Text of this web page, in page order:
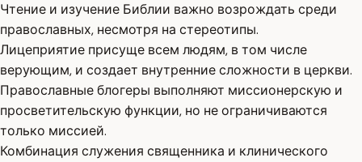
Чтение и изучение Библии важно возрождать среди
православных, несмотря на стереотипы.
Лицеприятие присуще всем людям, в том числе
верующим, и создает внутренние сложности в церкви.
Православные блогеры выполняют миссионерскую и
просветительскую функции, но не ограничиваются
только миссией.
Комбинация служения священника и клинического